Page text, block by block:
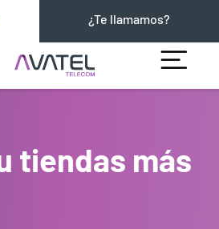
¿Te llamamos?
tiendas más